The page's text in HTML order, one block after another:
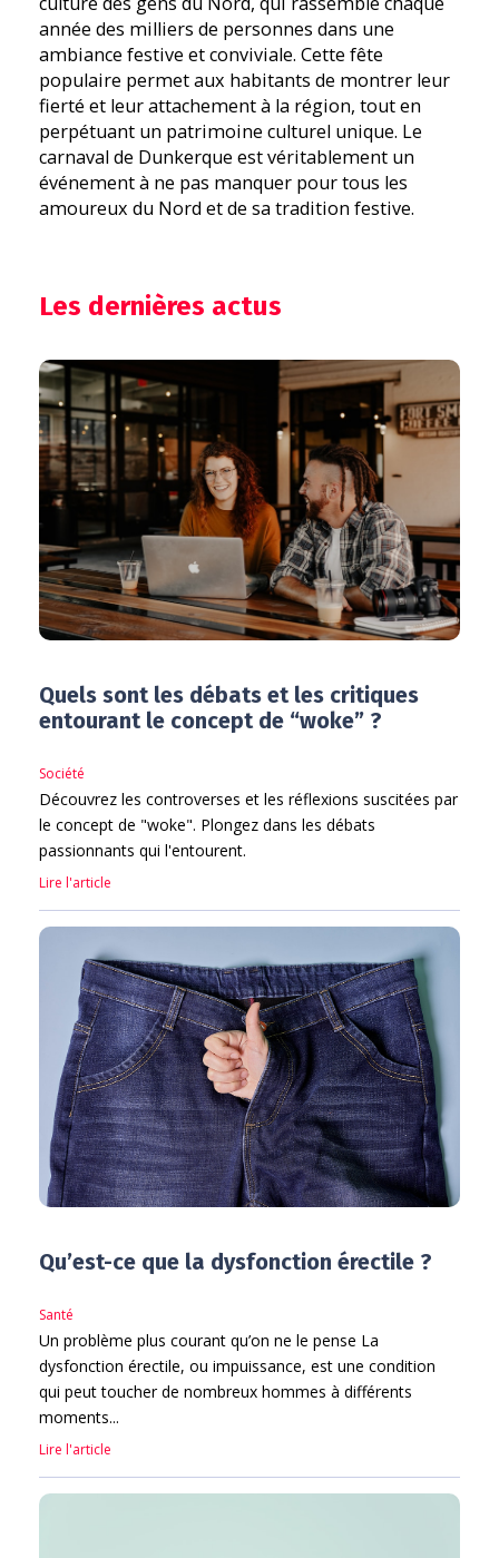
année des milliers de personnes dans une
ambiance festive et conviviale. Cette fête
populaire permet aux habitants de montrer leur
fierté et leur attachement à la région, tout en
perpétuant un patrimoine culturel unique. Le
carnaval de Dunkerque est véritablement un
événement à ne pas manquer pour tous les
amoureux du Nord et de sa tradition festive.
Les dernières actus
Quels sont les débats et les critiques
entourant le concept de “woke” ?
Société
Découvrez les controverses et les réflexions suscitées par
le concept de "woke". Plongez dans les débats
passionnants qui l'entourent.
Lire l'article
Qu’est-ce que la dysfonction érectile ?
Santé
Un problème plus courant qu’on ne le pense La
dysfonction érectile, ou impuissance, est une condition
qui peut toucher de nombreux hommes à différents
moments...
Lire l'article